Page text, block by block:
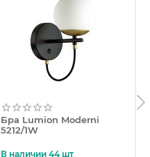
Бра Lumion Moderni
5212/1W
В наличии 44 шт